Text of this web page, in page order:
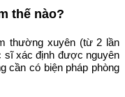
thế nào?
thường xuyên (từ 2 lần
sĩ xác định được nguyên
cần có biện pháp phòng